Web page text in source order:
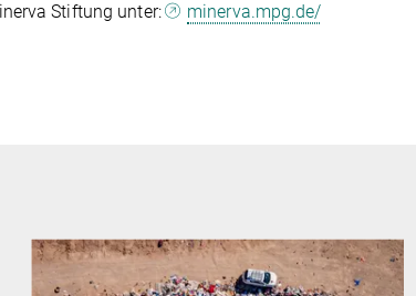
Stiftung unter:
minerva.mpg.de/